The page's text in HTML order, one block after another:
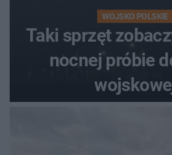
WOJSKO POLSKIE
Taki sprzęt
nocnej próbie